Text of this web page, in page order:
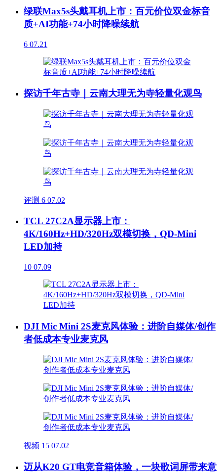
绿联Max5s头戴耳机上市：百元价位双金标音
质+AI功能+74小时降噪续航
6 07.21
探访千年古寺｜云南大理无为寺轻量化观鸟
评测 6 07.02
TCL 27C2A显示器上市：
4K/160Hz+HD/320Hz双模切换，QD-Mini
LED加持
10 07.09
DJI Mic Mini 2S麦克风体验：进阶自媒体/创作
者低成本专业麦克风
视频 15 07.02
迈从K20 GT电竞音箱体验，一块歌词屏带来意